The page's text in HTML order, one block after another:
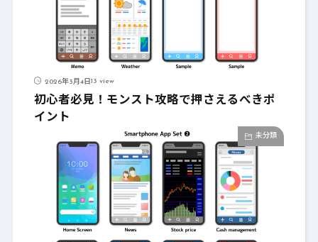
2026年3月4日13 view
初心者必見！モンスト攻略で押さえるべきポ
イント
未分類